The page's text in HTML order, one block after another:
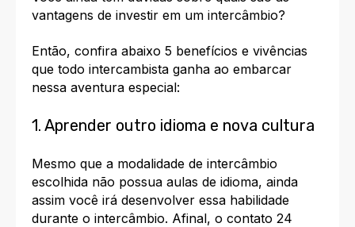
vantagens de investir em um intercâmbio?
Então, confira abaixo 5 benefícios e vivências
que todo intercambista ganha ao embarcar
nessa aventura especial:
1. Aprender outro idioma e nova cultura
Mesmo que a modalidade de intercâmbio
escolhida não possua aulas de idioma, ainda
assim você irá desenvolver essa habilidade
durante o intercâmbio. Afinal, o contato 24